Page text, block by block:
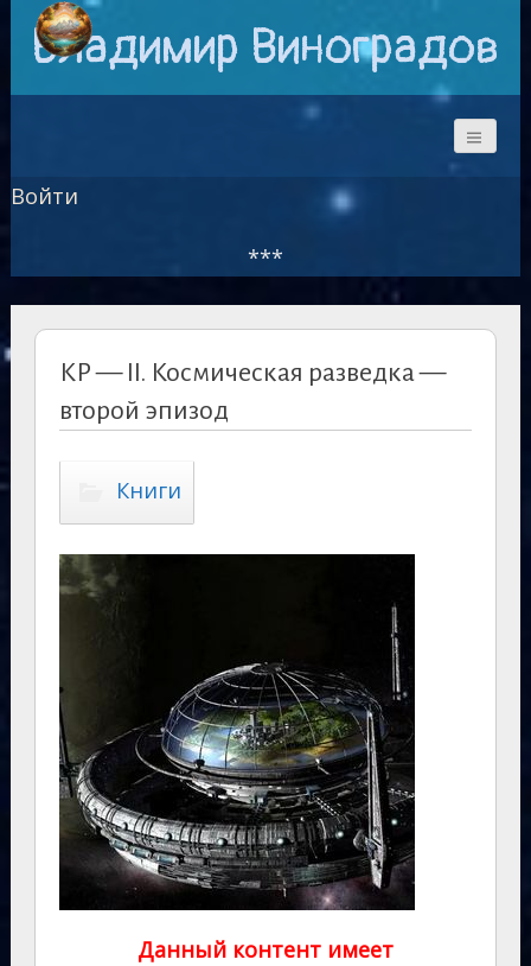
Владимир Виноградов
Войти
***
КР — II. Космическая разведка —
второй эпизод
Книги
Данный контент имеет